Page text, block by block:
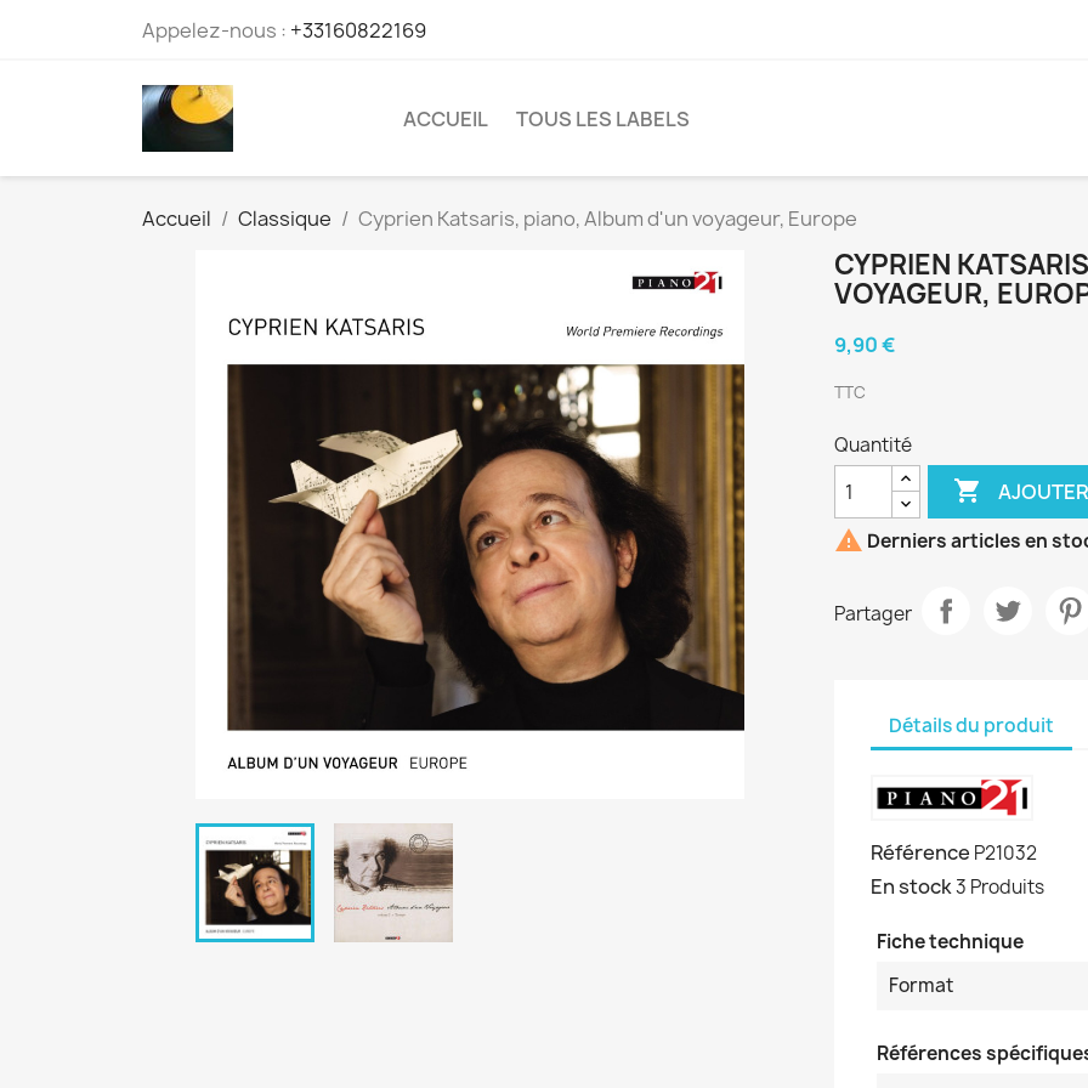
Appelez-nous : +33160822169
ACCUEIL TOUS LES LABELS
Accueil Classique Cyprien Katsaris, piano, Album d'un voyageur, Europe
CYPRIEN
VOYAGEUR,
9,90 €
TTC
Quantité

 Derniers articles en
Partager
Détails du produit
Référence P21032
En stock3 Produits
Fiche technique
Format
Références